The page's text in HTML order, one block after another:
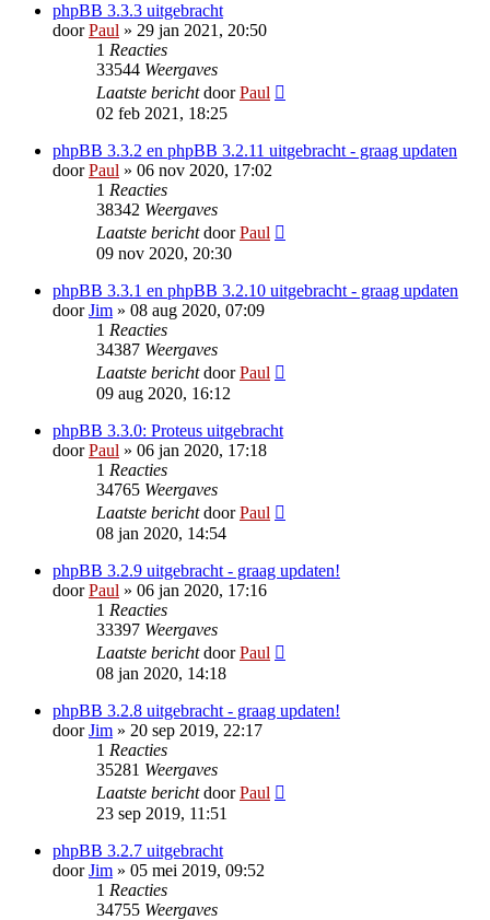
phpBB 3.3.3 uitgebracht
doorPaul » 29 jan 2021, 20:50
1 Reacties
33544 Weergaves
Laatste berichtdoorPaul
02 feb 2021, 18:25
phpBB 3.3.2 en phpBB 3.2.11 uitgebracht - graag updaten
doorPaul » 06 nov 2020, 17:02
1 Reacties
38342 Weergaves
Laatste berichtdoorPaul
09 nov 2020, 20:30
phpBB 3.3.1 en phpBB 3.2.10 uitgebracht - graag updaten
doorJim » 08 aug 2020, 07:09
1 Reacties
34387 Weergaves
Laatste berichtdoorPaul
09 aug 2020, 16:12
phpBB 3.3.0: Proteus uitgebracht
doorPaul » 06 jan 2020, 17:18
1 Reacties
34765 Weergaves
Laatste berichtdoorPaul
08 jan 2020, 14:54
phpBB 3.2.9 uitgebracht - graag updaten!
doorPaul » 06 jan 2020, 17:16
1 Reacties
33397 Weergaves
Laatste berichtdoorPaul
08 jan 2020, 14:18
phpBB 3.2.8 uitgebracht - graag updaten!
doorJim » 20 sep 2019, 22:17
1 Reacties
35281 Weergaves
Laatste berichtdoorPaul
23 sep 2019, 11:51
phpBB 3.2.7 uitgebracht
doorJim » 05 mei 2019, 09:52
1 Reacties
34755 Weergaves